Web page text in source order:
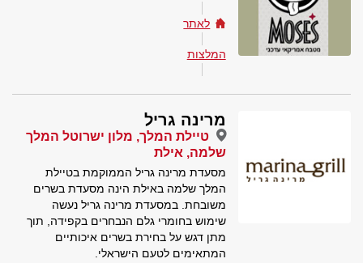
לאתר
המלצות
מרינה גריל
טיילת המלך, מלון ישרוטל המלך
שלמה, אילת
מסעדת מרינה גריל הממוקמת בטיילת
המלך שלמה באילת הינה מסעדת בשרים
משובחת. במסעדת מרינה גריל נעשה
שימוש בחומרי גלם הנבחרים בקפידה, תוך
מתן דגש על בחירת בשרים איכותיים
המתאימים לטעם הישראלי.